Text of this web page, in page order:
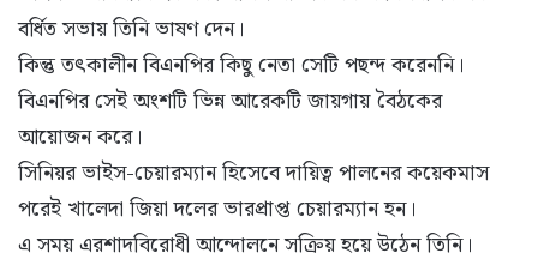
বর্ধিত সভায় তিনি ভাষণ দেন।
কিন্তু তৎকালীন বিএনপির কিছু নেতা সেটি পছন্দ করেননি।
বিএনপির সেই অংশটি ভিন্ন আরেকটি জায়গায় বৈঠকের
আয়োজন করে।
সিনিয়র ভাইস-চেয়ারম্যান হিসেবে দায়িত্ব পালনের কয়েকমাস
পরেই খালেদা জিয়া দলের ভারপ্রাপ্ত চেয়ারম্যান হন।
এ সময় এরশাদবিরোধী আন্দোলনে সক্রিয় হয়ে উঠেন তিনি।